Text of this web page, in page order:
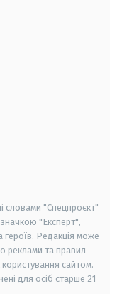
словами "Спецпроєкт"
"Експерт",
героїв. Редакція може
реклами та правил
сайтом.
для осіб старше 21